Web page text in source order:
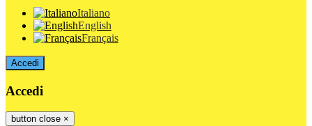
Italiano
English
Français
Accedi
Accedi
button close ×